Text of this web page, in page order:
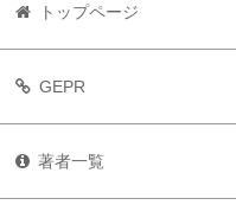
トップページ
GEPR
著者一覧